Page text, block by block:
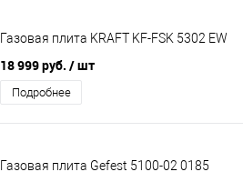
Газовая плита KRAFT KF-FSK 5302 EW
18 999 руб. / шт
Подробнее
Газовая плита Gefest 5100-02 0185